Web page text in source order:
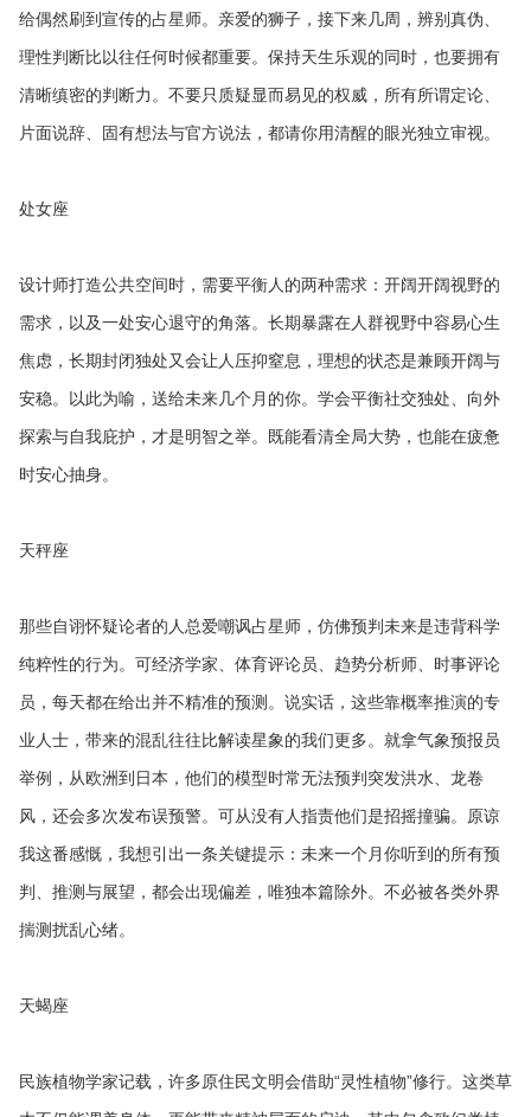
给偶然刷到宣传的占星师。亲爱的狮子，接下来几周，辨别真伪、
理性判断比以往任何时候都重要。保持天生乐观的同时，也要拥有
清晰缜密的判断力。不要只质疑显而易见的权威，所有所谓定论、
片面说辞、固有想法与官方说法，都请你用清醒的眼光独立审视。
处女座
设计师打造公共空间时，需要平衡人的两种需求：开阔开阔视野的
需求，以及一处安心退守的角落。长期暴露在人群视野中容易心生
焦虑，长期封闭独处又会让人压抑窒息，理想的状态是兼顾开阔与
安稳。以此为喻，送给未来几个月的你。学会平衡社交独处、向外
探索与自我庇护，才是明智之举。既能看清全局大势，也能在疲惫
时安心抽身。
天秤座
那些自诩怀疑论者的人总爱嘲讽占星师，仿佛预判未来是违背科学
纯粹性的行为。可经济学家、体育评论员、趋势分析师、时事评论
员，每天都在给出并不精准的预测。说实话，这些靠概率推演的专
业人士，带来的混乱往往比解读星象的我们更多。就拿气象预报员
举例，从欧洲到日本，他们的模型时常无法预判突发洪水、龙卷
风，还会多次发布误预警。可从没有人指责他们是招摇撞骗。原谅
我这番感慨，我想引出一条关键提示：未来一个月你听到的所有预
判、推测与展望，都会出现偏差，唯独本篇除外。不必被各类外界
揣测扰乱心绪。
天蝎座
民族植物学家记载，许多原住民文明会借助“灵性植物”修行。这类草